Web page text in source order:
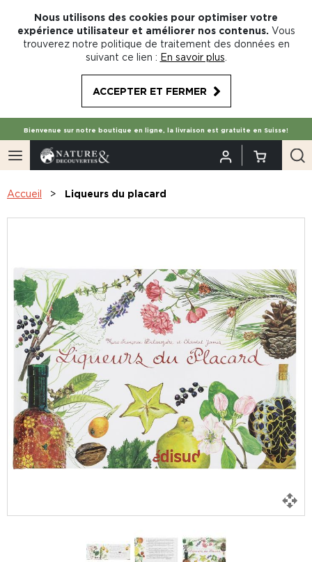
Nous utilisons des cookies pour optimiser votre
expérience utilisateur et améliorer nos contenus. Vous
trouverez notre politique de traitement des données en
suivant ce lien : En savoir plus
ACCEPTER ET FERMER
Bienvenue sur notre boutique en ligne, la livraison est gratuite en Suisse!
Accueil Liqueurs du placard